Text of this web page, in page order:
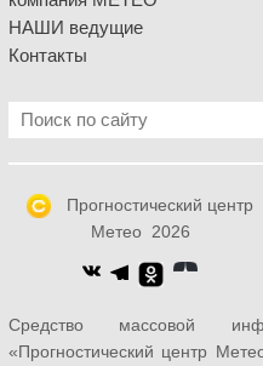
НАШИ ведущие
Контакты
Прогностический центр
Метео 2026
Средство массовой
«Прогностический центр